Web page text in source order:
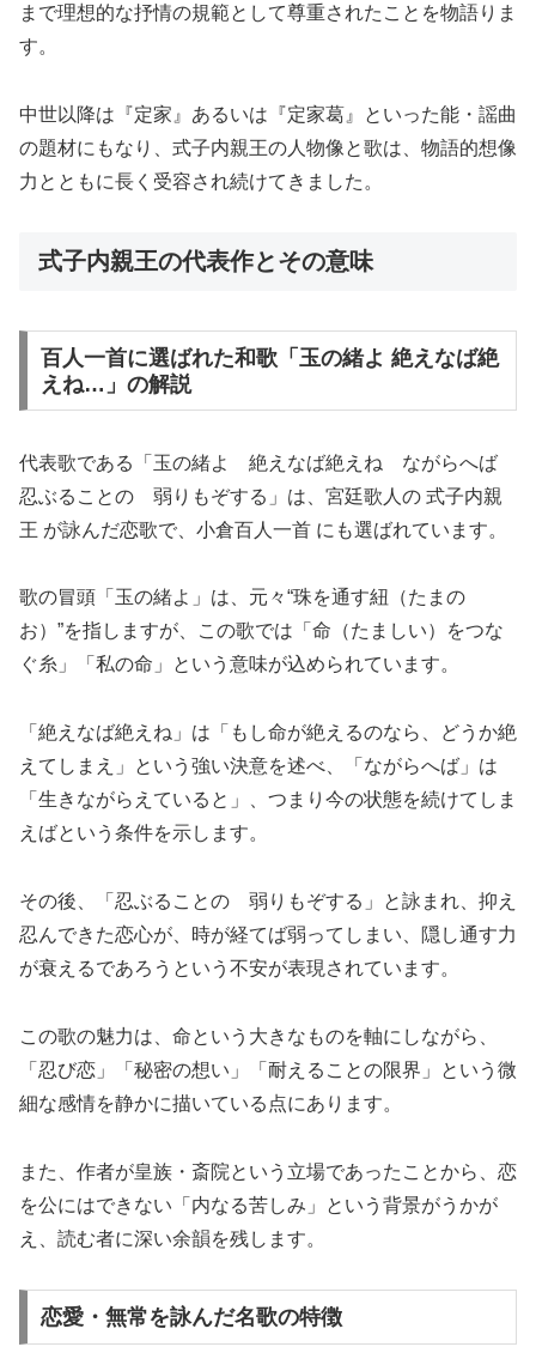
まで理想的な抒情の規範として尊重されたことを物語りま
す。
中世以降は『定家』あるいは『定家葛』といった能・謡曲
の題材にもなり、式子内親王の人物像と歌は、物語的想像
力とともに長く受容され続けてきました。
式子内親王の代表作とその意味
百人一首に選ばれた和歌「玉の緒よ 絶えなば絶
えね…」の解説
代表歌である「玉の緒よ 絶えなば絶えね ながらへば
忍ぶることの 弱りもぞする」は、宮廷歌人の 式子内親
王 が詠んだ恋歌で、小倉百人一首 にも選ばれています。
歌の冒頭「玉の緒よ」は、元々“珠を通す紐（たまの
お）”を指しますが、この歌では「命（たましい）をつな
ぐ糸」「私の命」という意味が込められています。
「絶えなば絶えね」は「もし命が絶えるのなら、どうか絶
えてしまえ」という強い決意を述べ、「ながらへば」は
「生きながらえていると」、つまり今の状態を続けてしま
えばという条件を示します。
その後、「忍ぶることの 弱りもぞする」と詠まれ、抑え
忍んできた恋心が、時が経てば弱ってしまい、隠し通す力
が衰えるであろうという不安が表現されています。
この歌の魅力は、命という大きなものを軸にしながら、
「忍び恋」「秘密の想い」「耐えることの限界」という微
細な感情を静かに描いている点にあります。
また、作者が皇族・斎院という立場であったことから、恋
を公にはできない「内なる苦しみ」という背景がうかが
え、読む者に深い余韻を残します。
恋愛・無常を詠んだ名歌の特徴